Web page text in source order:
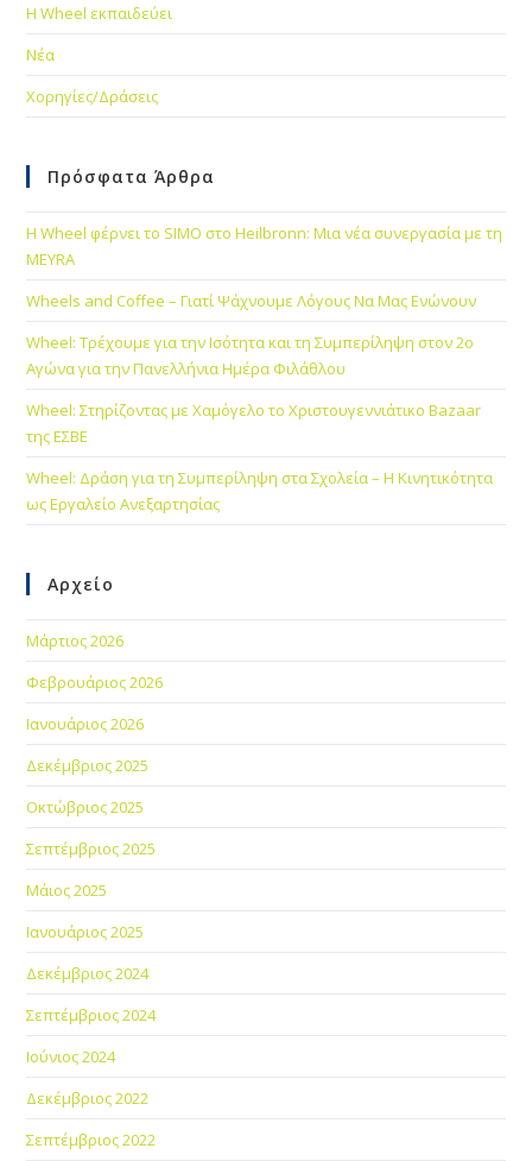
Η Wheel εκπαιδεύει
Νέα
Χορηγίες/Δράσεις
Πρόσφατα Άρθρα
Η Wheel φέρνει το SIMO στο Heilbronn: Μια νέα συνεργασία με τη
MEYRA
Wheels and Coffee – Γιατί Ψάχνουμε Λόγους Να Μας Ενώνουν
Wheel: Τρέχουμε για την Ισότητα και τη Συμπερίληψη στον 2ο
Αγώνα για την Πανελλήνια Ημέρα Φιλάθλου
Wheel: Στηρίζοντας με Χαμόγελο το Χριστουγεννιάτικο Bazaar
της ΕΣΒΕ
Wheel: Δράση για τη Συμπερίληψη στα Σχολεία – Η Κινητικότητα
ως Εργαλείο Ανεξαρτησίας
Αρχείο
Μάρτιος 2026
Φεβρουάριος 2026
Ιανουάριος 2026
Δεκέμβριος 2025
Οκτώβριος 2025
Σεπτέμβριος 2025
Μάιος 2025
Ιανουάριος 2025
Δεκέμβριος 2024
Σεπτέμβριος 2024
Ιούνιος 2024
Δεκέμβριος 2022
Σεπτέμβριος 2022